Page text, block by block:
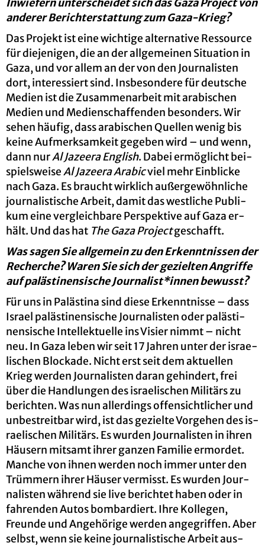
In­wie­fern un­ter­schei­det sich das Gaza Pro­ject von
an­de­rer Be­richt­erstat­tung zum Gaza-Krieg?
Das Pro­jekt ist eine wich­ti­ge al­ter­na­ti­ve Res­sour­ce
für die­je­ni­gen, die an der all­ge­mei­nen Si­tua­ti­on in
Gaza, und vor allem an der von den Jour­na­lis­ten
dort, in­ter­es­siert sind. Ins­be­son­de­re für deut­sche
Me­di­en ist die Zu­sam­men­ar­beit mit ara­bi­schen
Me­di­en und Me­di­en­schaf­fen­den be­son­ders. Wir
sehen häu­fig, dass ara­bi­schen Quel­len wenig bis
keine Auf­merk­sam­keit ge­ge­ben wird – und wenn,
dann nurAl Ja­zee­ra English. Dabei er­mög­licht bei­
spiels­wei­seAl Ja­zee­ra Ara­bicviel mehr Ein­bli­cke
nach Gaza. Es braucht wirk­lich au­ßer­ge­wöhn­li­che
jour­na­lis­ti­sche Ar­beit, damit das west­li­che Pu­bli­
kum eine ver­gleich­ba­re Per­spek­ti­ve auf Gaza er­
hält. Und das hat The Gaza Pro­jectge­schafft.
Was sagen Sie all­ge­mein zu den Er­kennt­nis­sen der
Re­cher­che? Waren Sie sich der ge­ziel­ten An­grif­fe
auf pa­läs­ti­nen­si­sche Jour­na­list*innen be­wusst?
Für uns in Pa­läs­ti­na sind diese Er­kennt­nis­se – dass
Is­ra­el pa­läs­ti­nen­si­sche Jour­na­lis­ten oder pa­läs­ti­
nen­si­sche In­tel­lek­tu­el­le ins Vi­sier nimmt – nicht
neu. In Gaza leben wir seit 17 Jah­ren unter der is­rae­
li­schen Blo­cka­de. Nicht erst seit dem ak­tu­el­len
Krieg wer­den Jour­na­lis­ten daran ge­hin­dert, frei
über die Hand­lun­gen des is­rae­li­schen Mi­li­tärs zu
be­rich­ten. Was nun al­ler­dings of­fen­sicht­li­cher und
un­be­streit­bar wird, ist das ge­ziel­te Vor­ge­hen des is­
rae­li­schen Mi­li­tärs. Es wur­den Jour­na­lis­ten in ihren
Häu­sern mit­samt ihrer gan­zen Fa­mi­lie er­mor­det.
Man­che von ihnen wer­den noch immer unter den
Trüm­mern ihrer Häu­ser ver­misst. Es wur­den Jour­
na­lis­ten wäh­rend sie live be­rich­tet haben oder in
fah­ren­den Autos bom­bar­diert. Ihre Kol­le­gen,
Freun­de und An­ge­hö­ri­ge wer­den an­ge­grif­fen. Aber
selbst, wenn sie keine jour­na­lis­ti­sche Ar­beit aus­